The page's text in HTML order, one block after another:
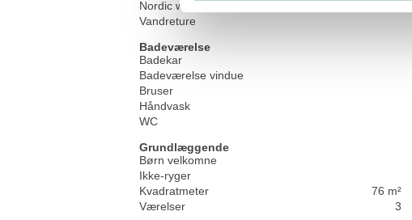
Nordic walking
Vandreture
Badeværelse
Badekar
Badeværelse vindue
Bruser
Håndvask
WC
Grundlæggende
Børn velkomne
Ikke-ryger
Kvadratmeter
76 m²
Værelser
3